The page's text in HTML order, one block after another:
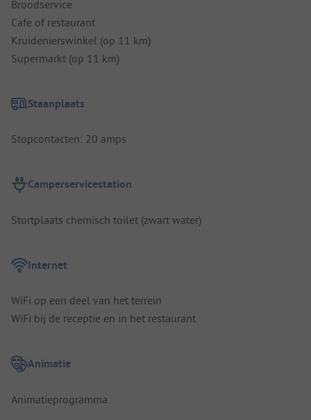
Broodservice
Cafe of restaurant
Kruidenierswinkel (op 11 km)
Supermarkt (op 11 km)
Staanplaats
Stopcontacten: 20 amps
Camperservicestation
Stortplaats chemisch toilet (zwart water)
Internet
WiFi op een deel van het terrein
WiFi bij de receptie en in het restaurant
Animatie
Animatieprogramma